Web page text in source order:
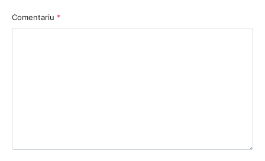
Comentariu *